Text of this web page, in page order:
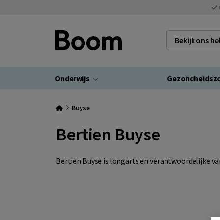
Bekijk ons
Onderwijs
Buyse
Bertien Buyse
Bertien Buyse is longarts en verantwoordelijke